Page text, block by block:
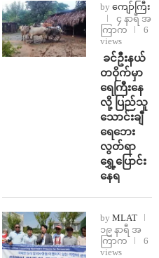
by ကျော်ကြီး
၄ နာရီ အ
ကြာက
6
views
⁩ ⁨ခင်ဦးနယ်
တဝိုက်မှာ
ရေကြီးနေ
လို့ ပြည်သူ
သောင်းချီ
ရေဘေး
လွတ်ရာ
ရွှေ့ပြောင်း
နေရ
by MLAT
၁၉ နာရီ အ
ကြာက
6
views